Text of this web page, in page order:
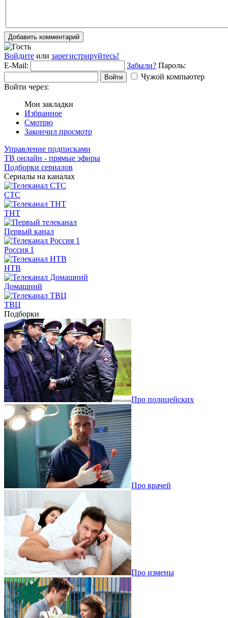
Добавить комментарий
Войдите или зарегистрируйтесь!
E-Mail:
Забыли? Пароль:
Войти
Чужой компьютер
Войти через:
Мои закладки
Избранное
Смотрю
Закончил просмотр
Управление подписками
ТВ онлайн - прямые эфиры
Подборки сериалов
Сериалы на каналах
СТС
ТНТ
Первый канал
Россия 1
НТВ
Домашний
ТВЦ
Подборки
Про полицейских
Про врачей
Про измены